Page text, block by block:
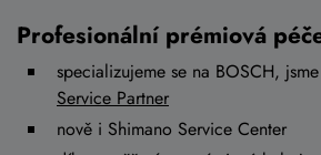
Profesionální prémiová
specializujeme se na BOSCH, jsme
Service Partner
nově i Shimano Service Center